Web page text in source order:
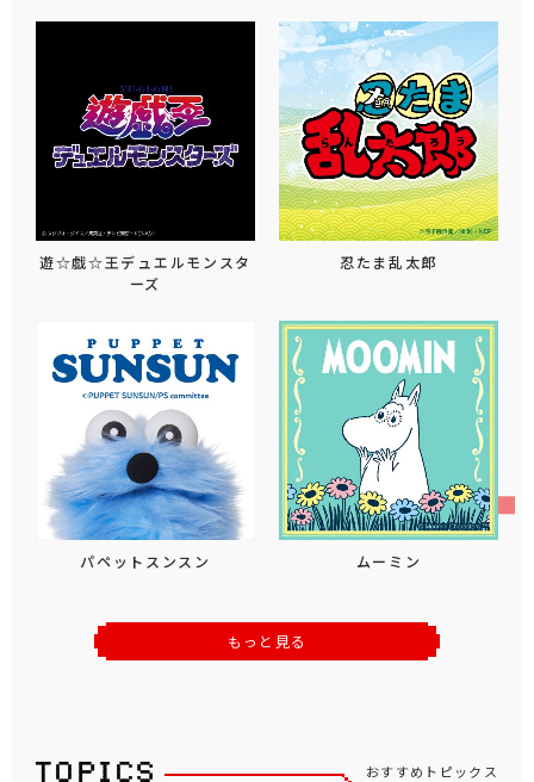
遊☆戯☆王デュエルモンスタ
ーズ
忍たま乱太郎
パペットスンスン ムーミン
もっと見る
おすすめトピックス